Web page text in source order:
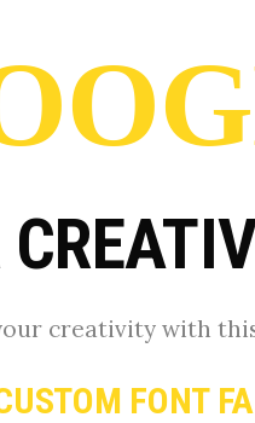
creativity with
FONT